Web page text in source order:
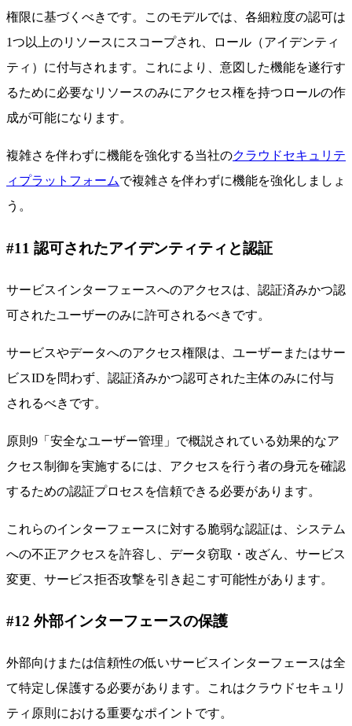
権限に基づくべきです。このモデルでは、各細粒度の認可は
1つ以上のリソースにスコープされ、ロール（アイデンティ
ティ）に付与されます。これにより、意図した機能を遂行す
るために必要なリソースのみにアクセス権を持つロールの作
成が可能になります。
複雑さを伴わずに機能を強化する当社のクラウドセキュリテ
ィプラットフォームで複雑さを伴わずに機能を強化しましょ
う。
#11 認可されたアイデンティティと認証
サービスインターフェースへのアクセスは、認証済みかつ認
可されたユーザーのみに許可されるべきです。
サービスやデータへのアクセス権限は、ユーザーまたはサー
ビスIDを問わず、認証済みかつ認可された主体のみに付与
されるべきです。
原則9「安全なユーザー管理」で概説されている効果的なア
クセス制御を実施するには、アクセスを行う者の身元を確認
するための認証プロセスを信頼できる必要があります。
これらのインターフェースに対する脆弱な認証は、システム
への不正アクセスを許容し、データ窃取・改ざん、サービス
変更、サービス拒否攻撃を引き起こす可能性があります。
#12 外部インターフェースの保護
外部向けまたは信頼性の低いサービスインターフェースは全
て特定し保護する必要があります。これはクラウドセキュリ
ティ原則における重要なポイントです。